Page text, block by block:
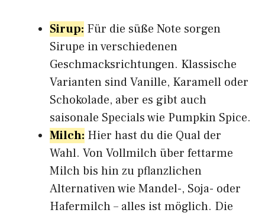
Sirup: Für die süße Note sorgen
Sirupe in verschiedenen
Geschmacksrichtungen. Klassische
Varianten sind Vanille, Karamell oder
Schokolade, aber es gibt auch
saisonale Specials wie Pumpkin Spice.
Milch: Hier hast du die Qual der
Wahl. Von Vollmilch über fettarme
Milch bis hin zu pflanzlichen
Alternativen wie Mandel-, Soja- oder
Hafermilch – alles ist möglich. Die